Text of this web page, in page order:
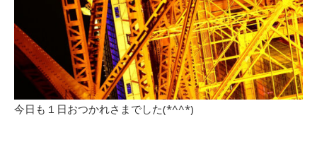
今日も１日おつかれさまでした(*^^*)